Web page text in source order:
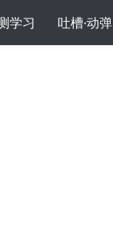
学习 吐槽·动弹